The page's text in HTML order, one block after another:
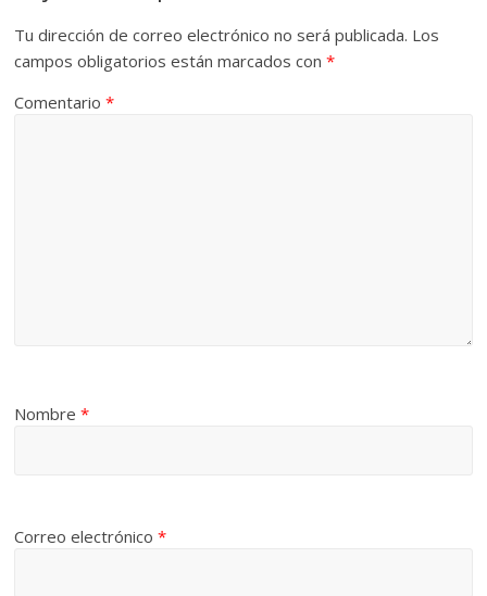
Tu dirección de correo electrónico no será publicada. Los
campos obligatorios están marcados con*
Comentario*
Nombre*
Correo electrónico*